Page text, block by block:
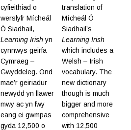
cyfieithiad o
werslyfr Mícheál
Ó Siadhail,
Learning Irishyn
cynnwys geirfa
Cymraeg –
Gwyddeleg. Ond
mae’r geiriadur
newydd yn llawer
mwy ac yn fwy
eang ei gwmpas
gyda 12,500 o
translation of
Mícheál Ó
Siadhail’s
Learning Irish
which includes a
Welsh – Irish
vocabulary. The
new dictionary
though is much
bigger and more
comprehensive
with 12,500